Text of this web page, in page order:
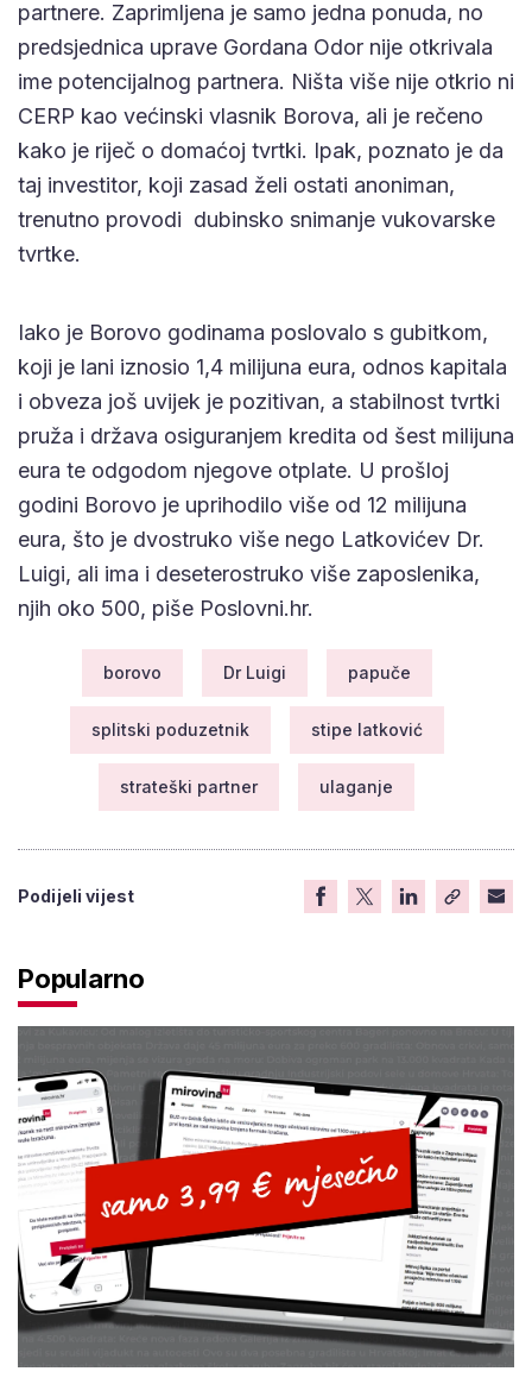
partnere. Zaprimljena je samo jedna ponuda, no
predsjednica uprave Gordana Odor nije otkrivala
ime potencijalnog partnera. Ništa više nije otkrio ni
CERP kao većinski vlasnik Borova, ali je rečeno
kako je riječ o domaćoj tvrtki. Ipak, poznato je da
taj investitor, koji zasad želi ostati anoniman,
trenutno provodi dubinsko snimanje vukovarske
tvrtke.
Iako je Borovo godinama poslovalo s gubitkom,
koji je lani iznosio 1,4 milijuna eura, odnos kapitala
i obveza još uvijek je pozitivan, a stabilnost tvrtki
pruža i država osiguranjem kredita od šest milijuna
eura te odgodom njegove otplate. U prošloj
godini Borovo je uprihodilo više od 12 milijuna
eura, što je dvostruko više nego Latkovićev Dr.
Luigi, ali ima i deseterostruko više zaposlenika,
njih oko 500, piše Poslovni.hr.
borovo Dr Luigi papuče
splitski poduzetnik stipe latković
strateški partner ulaganje
Podijeli vijest
Popularno